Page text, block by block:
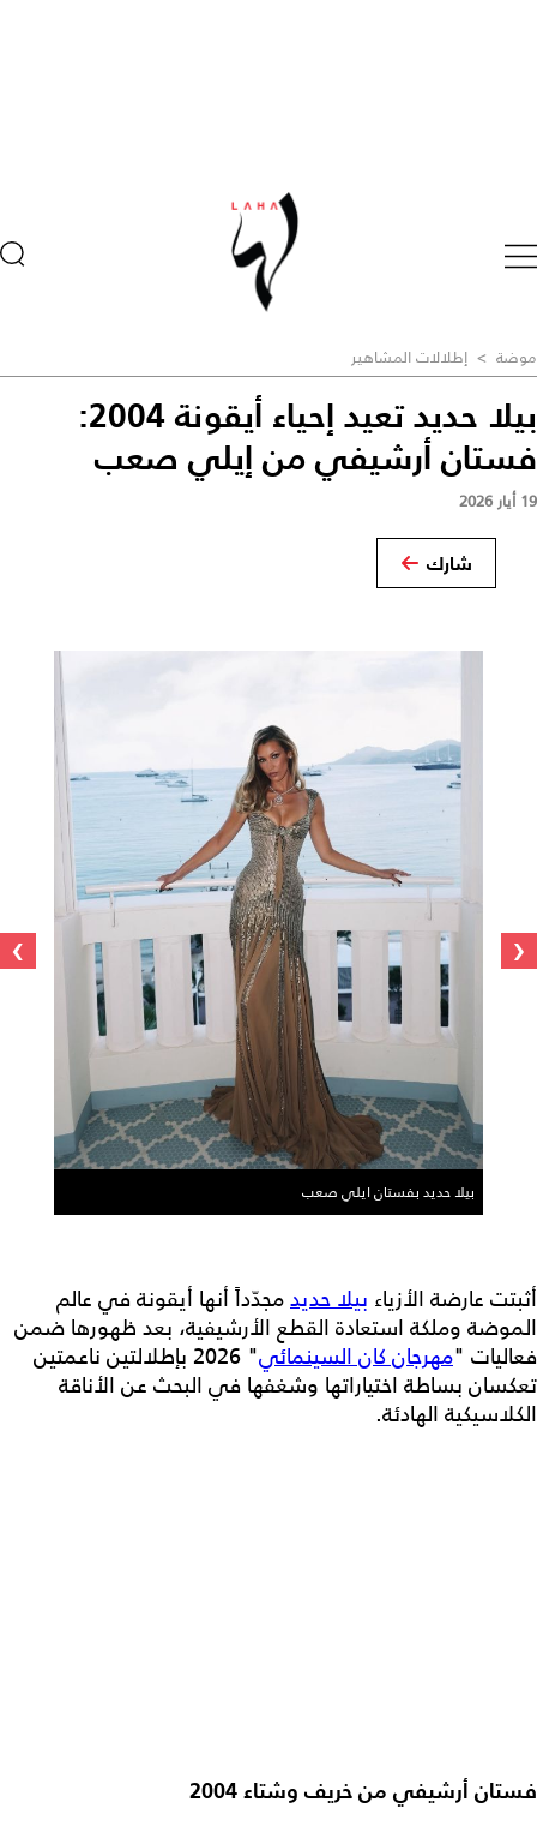
موضة > إطلالات المشاهير
بيلا حديد تعيد إحياء أيقونة 2004:
فستان أرشيفي من إيلي صعب
19 أيار 2026
شارك
بيلا حديد بفستان ايلي صعب
‹
›
أثبتت عارضة الأزياء بيلا حديدمجدّداً أنها أيقونة في عالم
الموضة وملكة استعادة القطع الأرشيفية، بعد ظهورها ضمن
فعاليات "مهرجان كان السينمائي
" 2026 بإطلالتين ناعمتين
تعكسان بساطة اختياراتها وشغفها في البحث عن الأناقة
الكلاسيكية الهادئة.
فستان أرشيفي من خريف وشتاء 2004